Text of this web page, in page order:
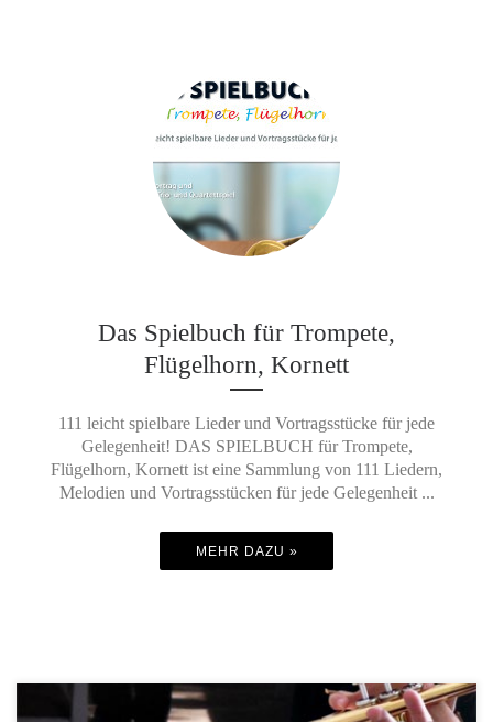
Das Spielbuch für Trompete,
Flügelhorn, Kornett
111 leicht spielbare Lieder und Vortragsstücke für jede
Gelegenheit! DAS SPIELBUCH für Trompete,
Flügelhorn, Kornett ist eine Sammlung von 111 Liedern,
Melodien und Vortragsstücken für jede Gelegenheit ...
MEHR DAZU »